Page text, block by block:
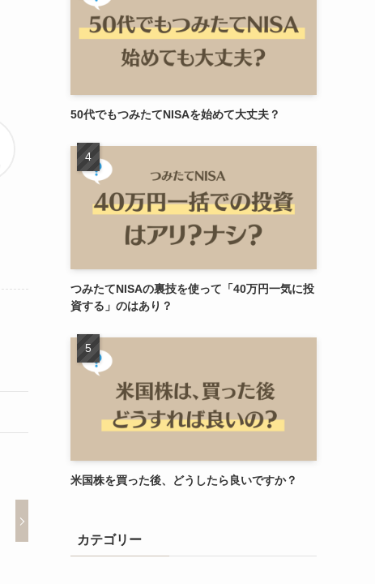
50代でもつみたてNISAを始めて大丈夫？
つみたてNISAの裏技を使って「40万円一気に投
資する」のはあり？
米国株を買った後、どうしたら良いですか？
カテゴリー